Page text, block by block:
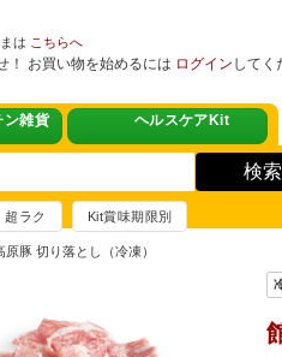
は こちらへ
！ お買い物を始めるには ログイン してく
ン雑貨
たるチャンス
ん大集合
汁付き肉吸い
ろ昆布〆
ヘルスケアKit
ヘルスケアKit
健康サポート食品
3品作れるバランス
検索
超ラク Kit賞味期限別
原豚 切り落とし（冷凍）